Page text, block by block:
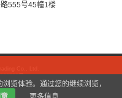
555号45幢1楼
Co., Ltd.
号
览体验。通过您的继续浏览，